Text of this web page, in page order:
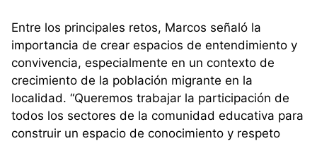
Entre los principales retos, Marcos señaló la
importancia de crear espacios de entendimiento y
convivencia, especialmente en un contexto de
crecimiento de la población migrante en la
localidad. “Queremos trabajar la participación de
todos los sectores de la comunidad educativa para
construir un espacio de conocimiento y respeto